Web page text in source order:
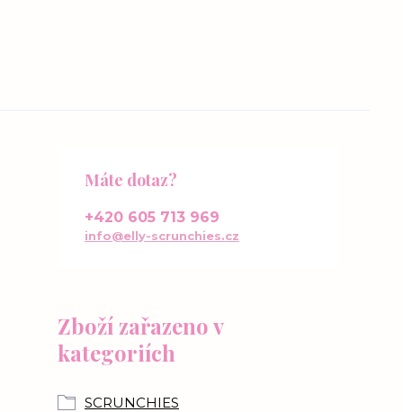
Zboží zařazeno v
kategoriích
SCRUNCHIES
Máte dotaz?
+420 605 713 969
info@elly-scrunchies.cz